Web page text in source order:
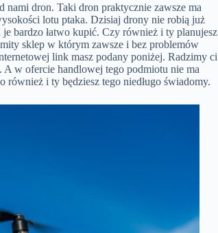
nami dron. Taki dron praktycznie zawsze ma
lotu ptaka. Dzisiaj drony nie robią już
bardzo łatwo kupić. Czy również i ty planujesz
sklep w którym zawsze i bez problemów
link masz podany poniżej. Radzimy ci
A w ofercie handlowej tego podmiotu nie ma
również i ty będziesz tego niedługo świadomy.